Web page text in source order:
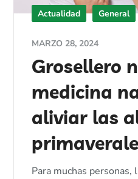
Actualidad General
MARZO 28, 2024
Grosellero
medicina
aliviar las
Para muchas personas,